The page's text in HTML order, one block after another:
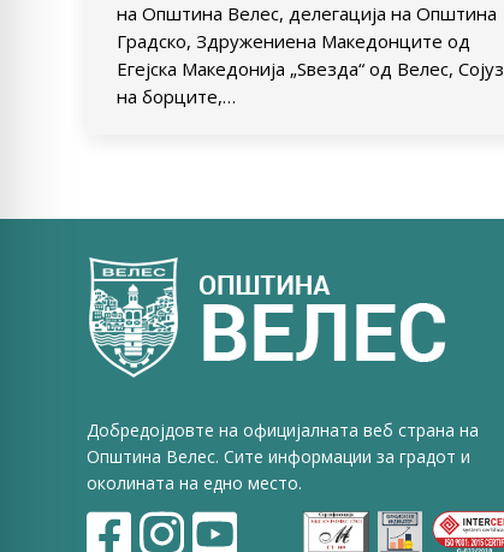
на Општина Велес, делегација на Општина
Градско, Здружениена Македонците од
Егејска Македонија „Ѕвезда“ од Велес, Сојуз
на борците,…
Добредојдовте на официјалната веб страна на
Општина Велес. Сите информации за градот и
околината на едно место.